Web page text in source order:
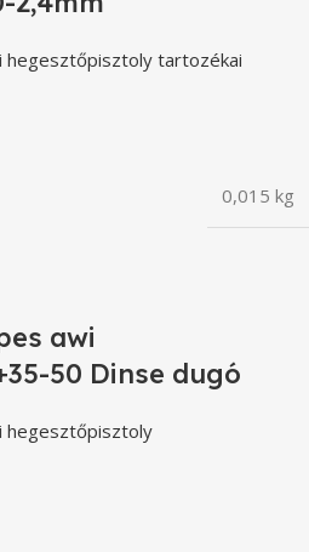
hegesztőpisztoly tartozékai
0,015 kg
awi
50 Dinse dugó
hegesztőpisztoly